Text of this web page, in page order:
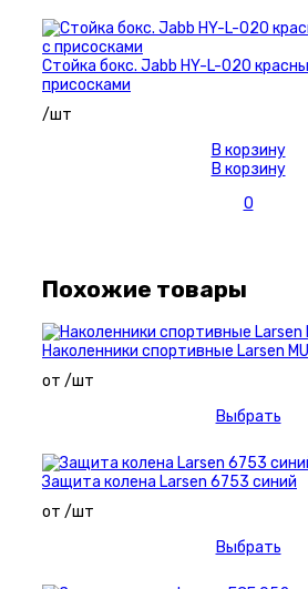
Стойка бокс. Jabb HY-L-020
присосками
/шт
В корзину
В корзину
0
Похожие товары
Наколенники спортивные Larsen
от /шт
Выбрать
Защита колена Larsen 6753 синий
от /шт
Выбрать